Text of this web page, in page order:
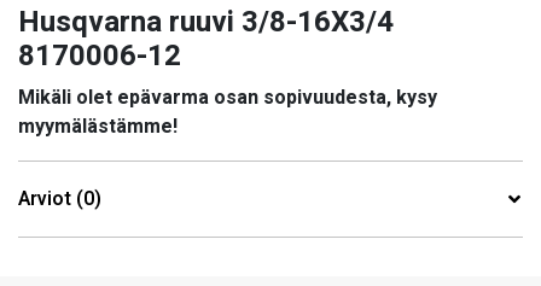
Husqvarna ruuvi 3/8-16X3/4
8170006-12
Mikäli olet epävarma osan sopivuudesta, kysy
myymälästämme!
Arviot (0)